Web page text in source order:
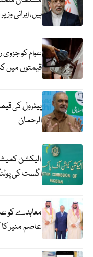
ہیں، ایرانی
عوام کو جزوی
قیمتوں میں
الرحمان
اگست کی
معاہدے کو
عاصم منیر کا